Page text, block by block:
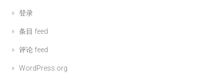
登录
条目 feed
评论 feed
WordPress.org